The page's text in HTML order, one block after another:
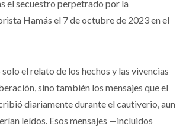
el secuestro perpetrado por la
Hamás el 7 de octubre de 2023 en el
el relato de los hechos y las vivencias
sino también los mensajes que el
diariamente durante el cautiverio, aun
leídos. Esos mensajes —incluidos